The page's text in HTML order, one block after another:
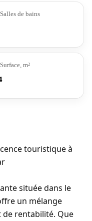
Salles de bains
Surface, m²
touristique à
située dans le
un mélange
de rentabilité. Que